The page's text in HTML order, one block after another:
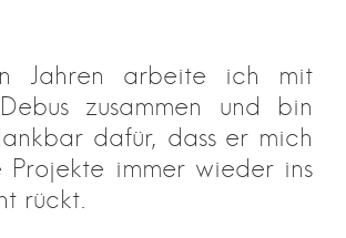
Jahren arbeite ich mit
zusammen und bin
dafür, dass er mich
Projekte immer wieder ins
rückt.